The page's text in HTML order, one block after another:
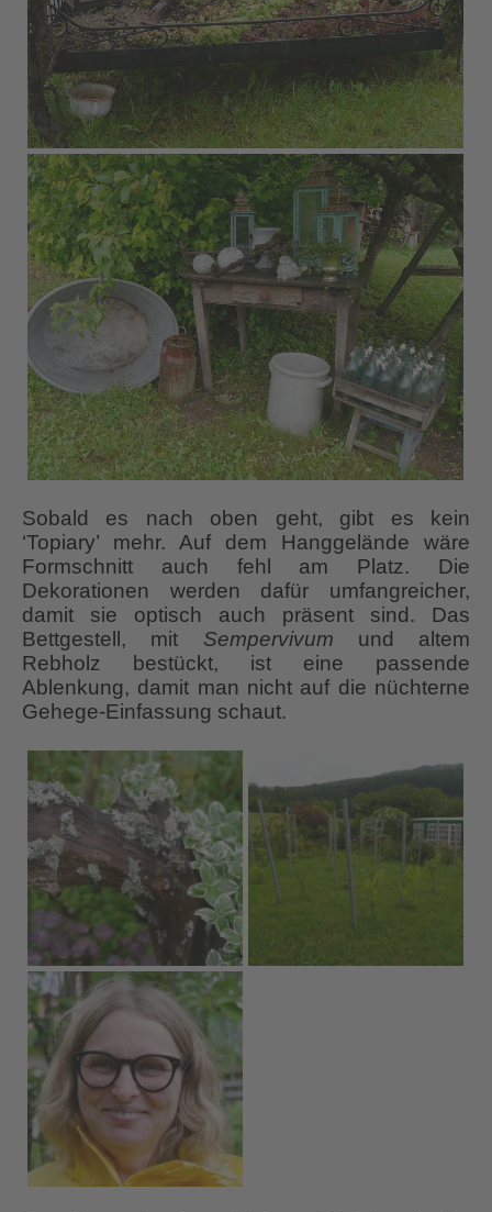
Sobald es nach oben geht, gibt es kein
‘Topiary’ mehr. Auf dem Hanggelände wäre
Formschnitt auch fehl am Platz. Die
Dekorationen werden dafür umfangreicher,
damit sie optisch auch präsent sind. Das
Bettgestell, mit Sempervivum und altem
Rebholz bestückt, ist eine passende
Ablenkung, damit man nicht auf die nüchterne
Gehege-Einfassung schaut.